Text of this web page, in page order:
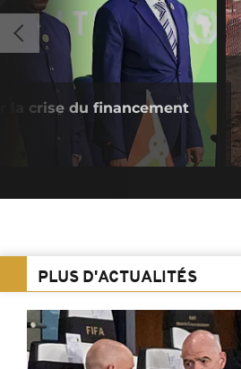
la crise du financement
PLUS D'ACTUALITÉS